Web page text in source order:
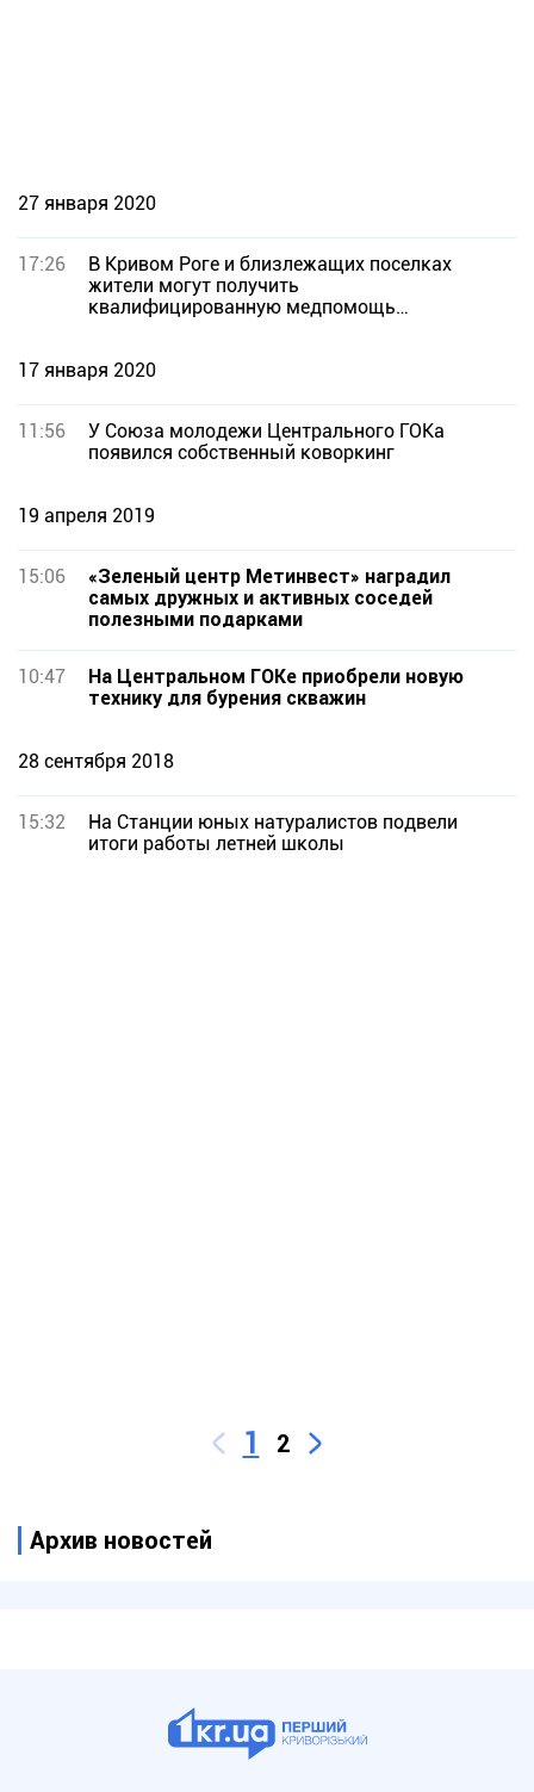
27 января 2020
17:26
В Кривом Роге и близлежащих поселках
жители могут получить
квалифицированную медпомощь
17 января 2020
11:56
У Союза молодежи Центрального ГОКа
появился собственный коворкинг
19 апреля 2019
15:06
«Зеленый центр Метинвест» наградил
самых дружных и активных соседей
полезными подарками
10:47
На Центральном ГОКе приобрели новую
технику для бурения скважин
28 сентября 2018
15:32
На Станции юных натуралистов подвели
итоги работы летней школы
1 2
Архив новостей